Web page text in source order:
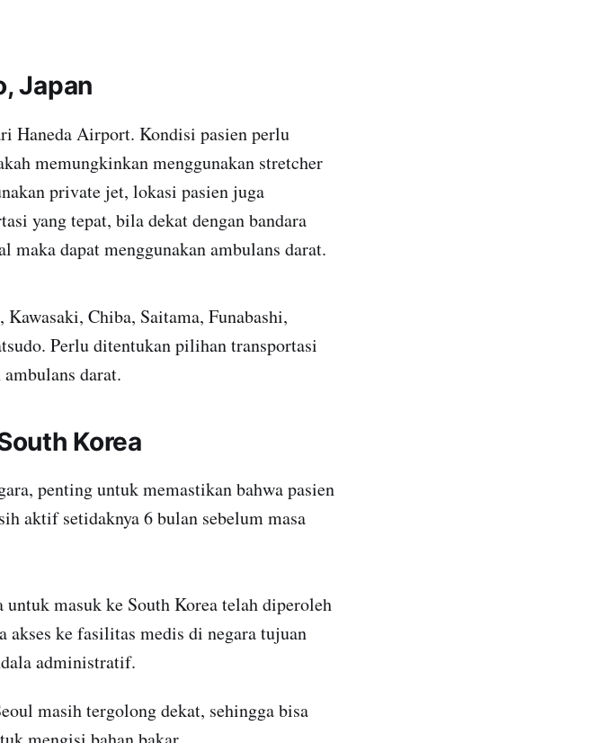
Japan
Haneda Airport. Kondisi pasien perlu
memungkinkan menggunakan stretcher
private jet, lokasi pasien juga
yang tepat, bila dekat dengan bandara
dapat menggunakan ambulans darat.
Chiba, Saitama, Funabashi,
Perlu ditentukan pilihan transportasi
darat.
Korea
penting untuk memastikan bahwa pasien
aktif setidaknya 6 bulan sebelum masa
masuk ke South Korea telah diperoleh
ke fasilitas medis di negara tujuan
administratif.
masih tergolong dekat, sehingga bisa